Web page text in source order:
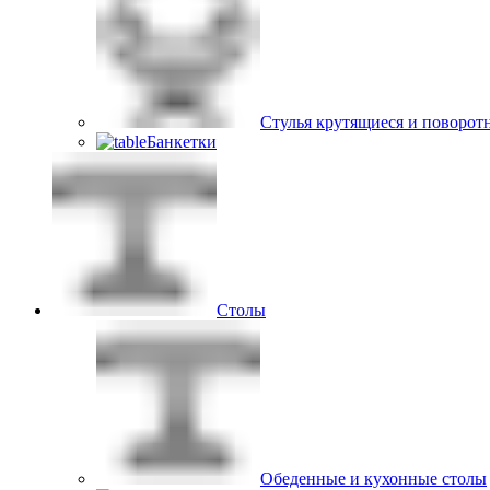
Стулья крутящиеся и
Банкетки
Столы
Обеденные и кухонные столы